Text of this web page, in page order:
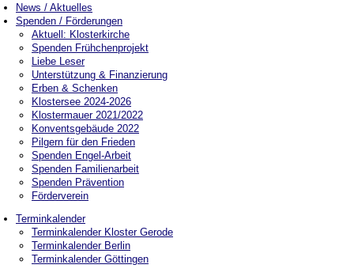
News / Aktuelles
Spenden / Förderungen
Aktuell: Klosterkirche
Spenden Frühchenprojekt
Liebe Leser
Unterstützung & Finanzierung
Erben & Schenken
Klostersee 2024-2026
Klostermauer 2021/2022
Konventsgebäude 2022
Pilgern für den Frieden
Spenden Engel-Arbeit
Spenden Familienarbeit
Spenden Prävention
Förderverein
Terminkalender
Terminkalender Kloster Gerode
Terminkalender Berlin
Terminkalender Göttingen